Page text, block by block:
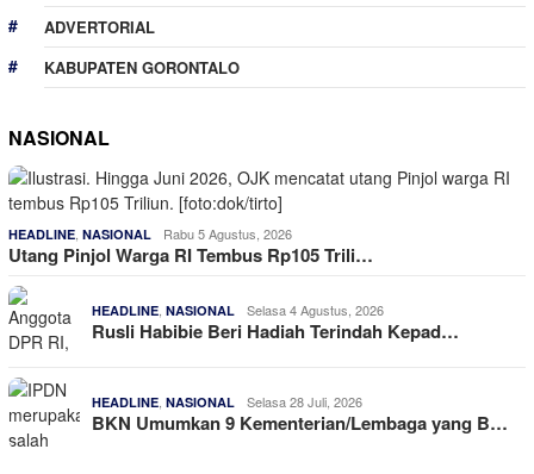
ADVERTORIAL
KABUPATEN GORONTALO
NASIONAL
HEADLINE NASIONAL Rabu 5 Agustus, 2026
Utang Pinjol Warga RI Tembus Rp105 Trili…
HEADLINE NASIONAL Selasa 4 Agustus, 2026
Rusli Habibie Beri Hadiah Terindah Kepad…
HEADLINE NASIONAL Selasa 28 Juli, 2026
BKN Umumkan 9 Kementerian/Lembaga yang B…